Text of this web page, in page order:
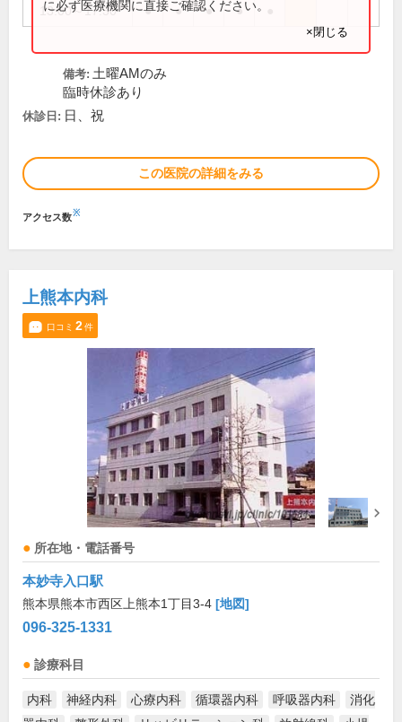
13:00～17:30 ● ● ● ●
に必ず医療機関に直接ご確認ください。
×閉じる
備考: 土曜AMのみ
臨時休診あり
休診日: 日、祝
この医院の詳細をみる
アクセス数※
上熊本内科
口コミ 2件
所在地・電話番号
本妙寺入口駅
熊本県熊本市西区上熊本1丁目3-4 [地図]
096-325-1331
診療科目
内科 神経内科 心療内科 循環器内科 呼吸器内科
消化